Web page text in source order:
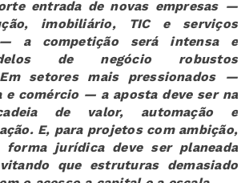
entrada de novas empresas —
imobiliário, TIC e serviços
— a competição será intensa e
de negócio robustos
setores mais pressionados —
e comércio — a aposta deve ser na
de valor, automação e
E, para projetos com ambição,
forma jurídica deve ser planeada
que estruturas demasiado